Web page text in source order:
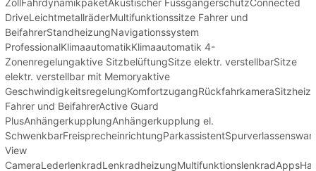
DriveLeichtmetallräderMultifunktionssitze Fahrer und
BeifahrerStandheizungNavigationssystem
ProfessionalKlimaautomatikKlimaautomatik 4-
Zonenregelungaktive SitzbelüftungSitze elektr. verstellbarSitze
elektr. verstellbar mit Memoryaktive
Fahrer und BeifahrerActive Guard
PlusAnhängerkupplungAnhängerkupplung el.
View